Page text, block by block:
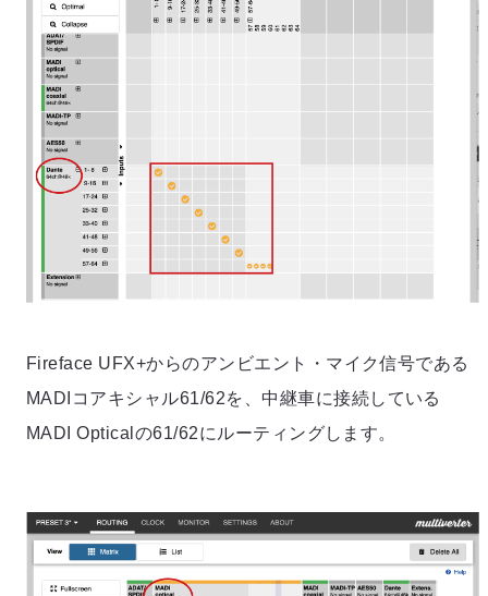
Fireface UFX+からのアンビエント・マイク信号である
MADIコアキシャル61/62を、中継車に接続している
MADI Opticalの61/62にルーティングします。